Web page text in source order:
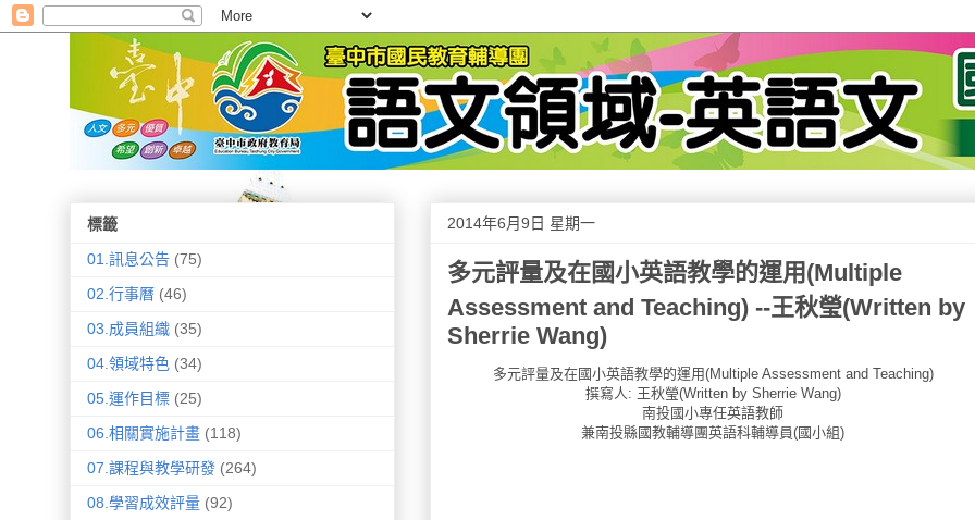
2014年6月9日 星期一
多元評量及在國小英語教學的運用(Multiple
Assessment and Teaching) --王秋瑩(Written by
Sherrie Wang)
多元評量及在國小英語教學的運用(Multiple Assessment and Teaching)
撰寫人: 王秋瑩(Written by Sherrie Wang)
南投國小專任英語教師
兼南投縣國教輔導團英語科輔導員(國小組)
標籤
01.訊息公告 (75)
02.行事曆 (46)
03.成員組織 (35)
04.領域特色 (34)
05.運作目標 (25)
06.相關實施計畫 (118)
07.課程與教學研發 (264)
08.學習成效評量 (92)